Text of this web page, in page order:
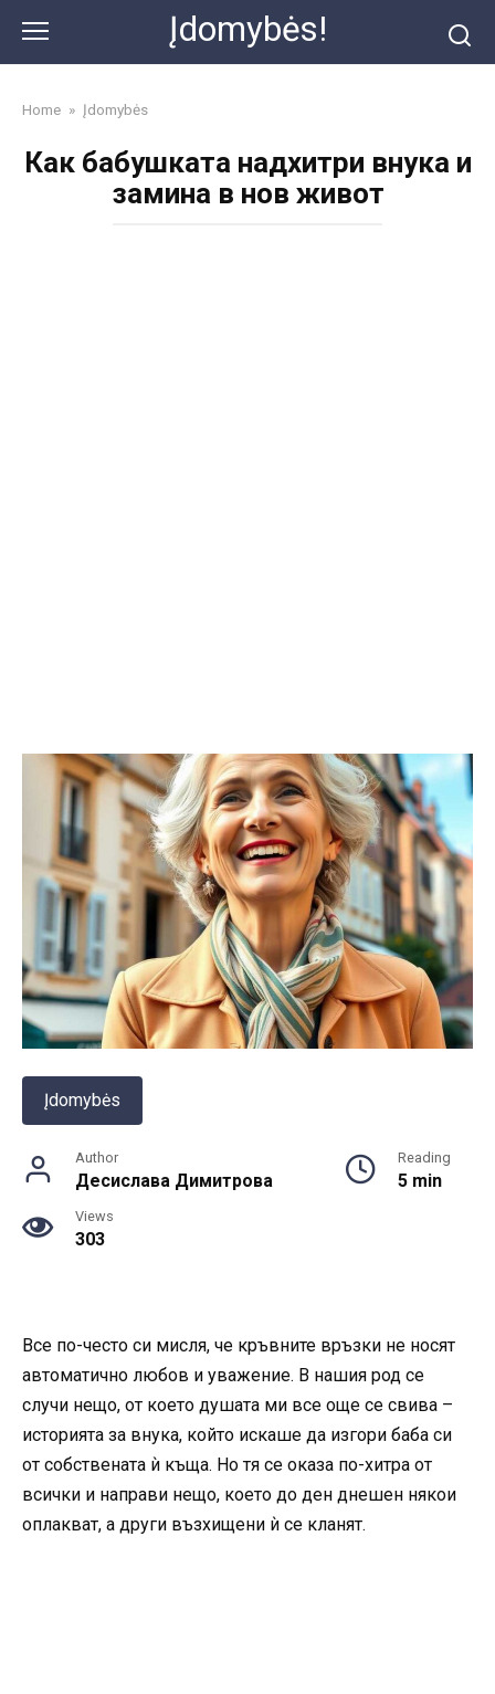
content
Įdomybės!
Home » Įdomybės
Как бабушката надхитри внука и
замина в нов живот
Įdomybės
Author
Десислава Димитрова
Reading
5 min
Views
303
Все по-често си мисля, че кръвните връзки не носят
автоматично любов и уважение. В нашия род се
случи нещо, от което душата ми все още се свива –
историята за внука, който искаше да изгори баба си
от собствената ѝ къща. Но тя се оказа по-хитра от
всички и направи нещо, което до ден днешен някои
оплакват, а други възхищени ѝ се кланят.